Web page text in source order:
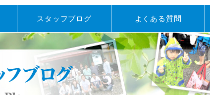
スタッフブログ よくある質問